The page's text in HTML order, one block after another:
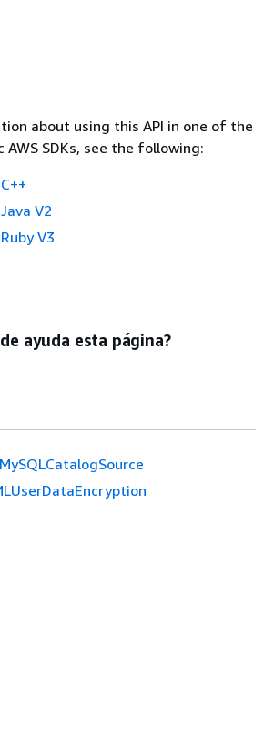
about using this API in one of the
SDKs, see the following:
V2
V3
ayuda esta página?
MySQLCatalogSource